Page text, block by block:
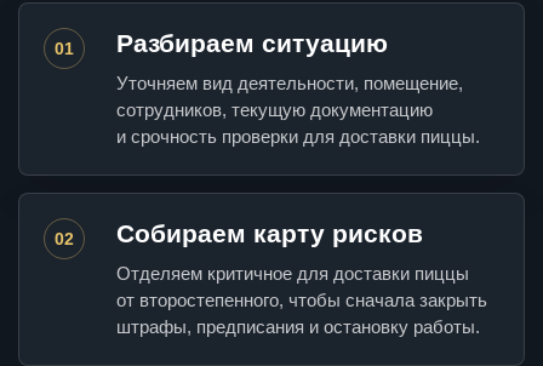
01 Разбираем ситуацию
Уточняем вид деятельности, помещение,
сотрудников, текущую документацию
и срочность проверки для доставки пиццы.
02 Собираем карту рисков
Отделяем критичное для доставки пиццы
от второстепенного, чтобы сначала закрыть
штрафы, предписания и остановку работы.